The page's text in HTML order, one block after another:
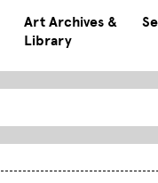
Art Archives &
Library